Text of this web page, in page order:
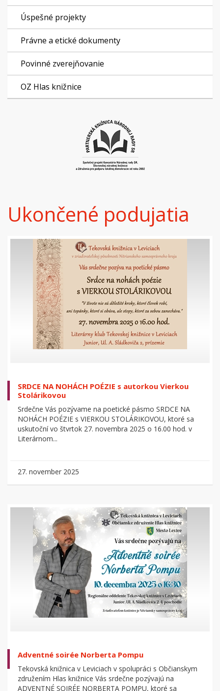
Úspešné projekty
Právne a etické dokumenty
Povinné zverejňovanie
OZ Hlas knižnice
Ukončené podujatia
SRDCE NA NOHÁCH POÉZIE s autorkou Vierkou
Stolárikovou
Srdečne Vás pozývame na poetické pásmo SRDCE NA
NOHÁCH POÉZIE s VIERKOU STOLÁRIKOVOU, ktoré sa
uskutoční vo štvrtok 27. novembra 2025 o 16.00 hod. v
Literárnom...
27. november 2025
Adventné soirée Norberta Pompu
Tekovská knižnica v Leviciach v spolupráci s Občianskym
združením Hlas knižnice Vás srdečne pozývajú na
ADVENTNÉ SOIRÉE NORBERTA POMPU, ktoré sa